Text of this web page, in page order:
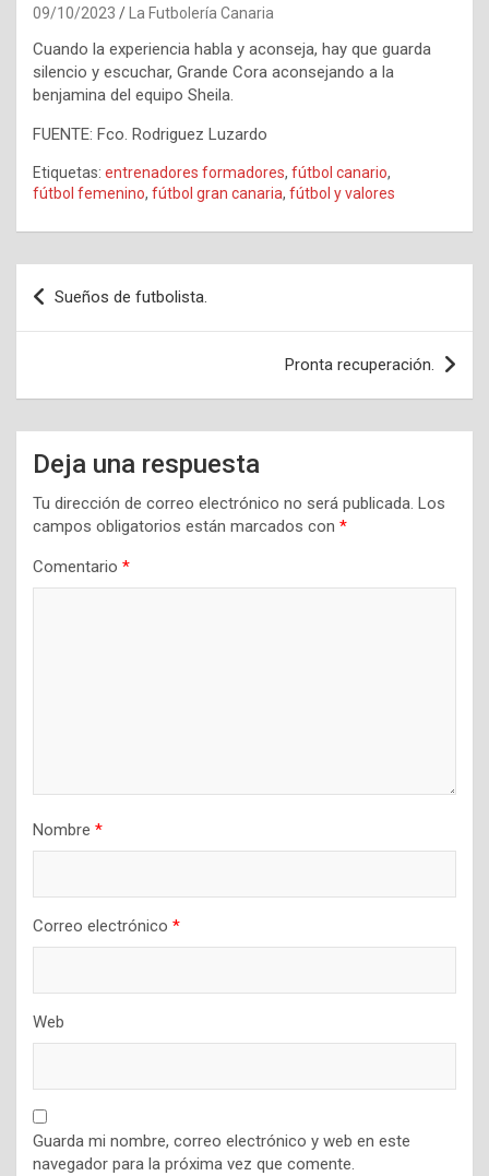
09/10/2023 La Futbolería Canaria
Cuando la experiencia habla y aconseja, hay que guarda
silencio y escuchar, Grande Cora aconsejando a la
benjamina del equipo Sheila.
FUENTE: Fco. Rodriguez Luzardo
Etiquetas: entrenadores formadores, fútbol canario,
fútbol femenino, fútbol gran canaria, fútbol y valores
Navegación
de
Sueños de futbolista.
Pronta recuperación.
Deja una respuesta
Tu dirección de correo electrónico no será publicada. Los
campos obligatorios están marcados con *
Comentario *
Nombre *
Correo electrónico *
Web
Guarda mi nombre, correo electrónico y web en este
navegador para la próxima vez que comente.